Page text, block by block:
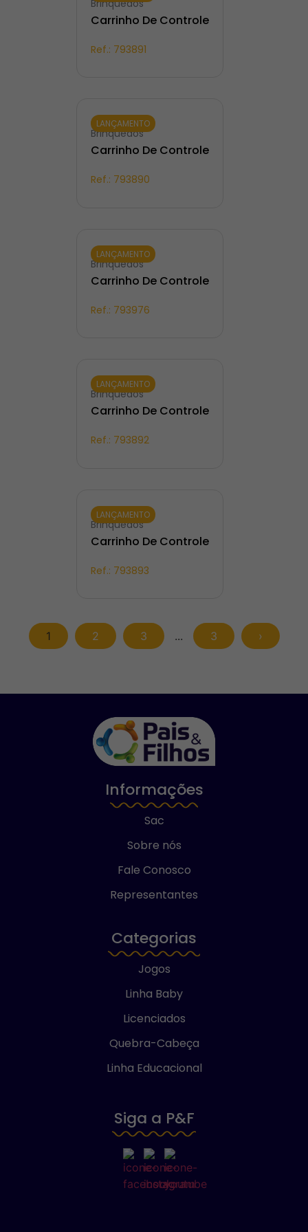
Brinquedos
Carrinho De Controle
Ref.: 793891
LANÇAMENTO
Brinquedos
Carrinho De Controle
Ref.: 793890
LANÇAMENTO
Brinquedos
Carrinho De Controle
Ref.: 793976
LANÇAMENTO
Brinquedos
Carrinho De Controle
Ref.: 793892
LANÇAMENTO
Brinquedos
Carrinho De Controle
Ref.: 793893
1 2 3 ... 3 ›
Informações
Sac
Sobre nós
Fale Conosco
Representantes
Categorias
Jogos
Linha Baby
Licenciados
Quebra-Cabeça
Linha Educacional
Siga a P&F